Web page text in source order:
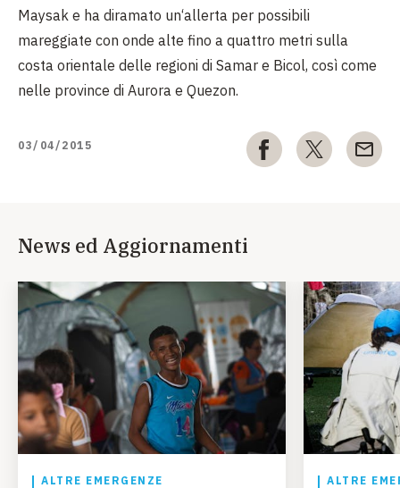
Maysak e ha diramato un‘allerta per possibili
mareggiate con onde alte fino a quattro metri sulla
costa orientale delle regioni di Samar e Bicol, così come
nelle province di Aurora e Quezon.
03/04/2015
News ed Aggiornamenti
ALTRE EMERGENZE ALTRE